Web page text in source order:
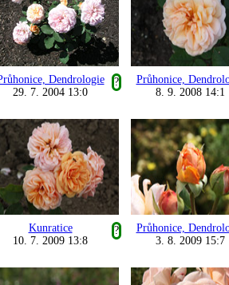
Dendrologie
?
29. 7. 2004 13:0
Průhonice,
8. 9. 2008 14:1
Kunratice
?
10. 7. 2009 13:8
Průhonice,
3. 8. 2009 15:7